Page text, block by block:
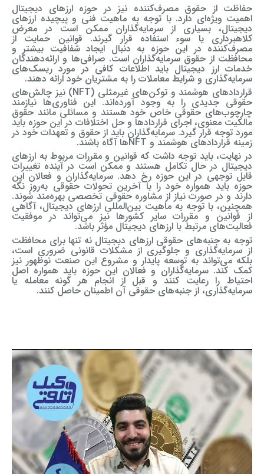
حفاظت از حقوق مصرف‌کننده نیز در حوزه ارزهای دیجیتال
اهمیت ویژه‌ای دارد. با توجه به ماهیت فنی و پیچیده ارزهای
دیجیتال، بسیاری از سرمایه‌گذاران ممکن است در معرض
کلاهبرداری یا سوء استفاده قرار گیرند. قوانین حمایت از
مصرف‌کننده در این حوزه به دنبال ایجاد شفافیت بیشتر و
محافظت از حقوق سرمایه‌گذاران است. صرافی‌ها و ارائه‌دهندگان
خدمات ارز دیجیتال باید اطلاعات کافی در مورد ریسک‌های
سرمایه‌گذاری و شرایط معاملات را به مشتریان خود ارائه دهند.
قراردادهای هوشمند و توکن‌های غیرمثلی (NFT) نیز چالش‌های
حقوقی جدیدی را به وجود آورده‌اند. این فناوری‌ها نیازمند
چارچوب‌های حقوقی خاص خود هستند و مسائلی مانند حقوق
مالکیت معنوی، اجرای قراردادها و حل اختلافات در این حوزه باید
مورد توجه قرار گیرد. سرمایه‌گذاران باید از حقوق و تعهدات خود در
زمینه قراردادهای هوشمند و NFTها آگاه باشند.
در نهایت، باید توجه داشت که قوانین و مقررات مربوط به ارزهای
دیجیتال در حال تکامل هستند و ممکن است در آینده تغییرات
قابل توجهی در این حوزه رخ دهد. سرمایه‌گذاران و فعالان این
حوزه باید همواره خود را با آخرین تحولات حقوقی به‌روز نگه
دارند و در صورت نیاز از مشاوره حقوقی تخصصی بهره‌مند شوند.
همچنین، با توجه به ماهیت بین‌المللی ارزهای دیجیتال، آگاهی
از قوانین و مقررات سایر کشورها نیز می‌تواند در موفقیت
فعالیت‌های مرتبط با ارزهای دیجیتال مؤثر باشد.
توجه به جنبه‌های حقوقی ارزهای دیجیتال نه تنها برای محافظت
از سرمایه‌گذاری و جلوگیری از مشکلات قانونی ضروری است،
بلکه می‌تواند به توسعه پایدار و مشروع این صنعت نوظهور نیز
کمک کند. سرمایه‌گذاران و فعالان این حوزه باید همواره اصل
احتیاط را رعایت کنند و قبل از انجام هر گونه معامله یا
سرمایه‌گذاری، از جنبه‌های حقوقی آن اطمینان حاصل کنند.